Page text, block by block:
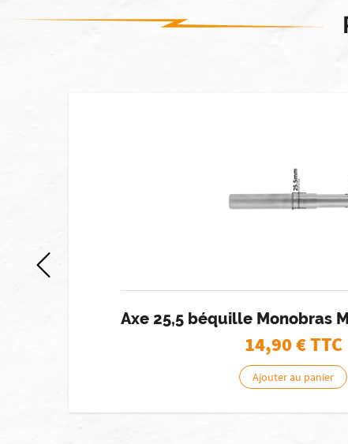
Axe 25,5 béquille Monobras
14,90€ TTC
Ajouter au panier